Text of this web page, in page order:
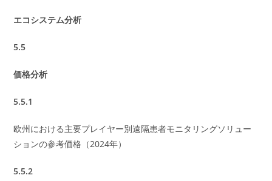
エコシステム分析
5.5
価格分析
5.5.1
欧州における主要プレイヤー別遠隔患者モニタリングソリュー
ションの参考価格（2024年）
5.5.2